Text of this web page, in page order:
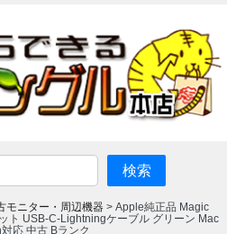
モニター・周辺機器 > Apple純正品 Magic
ト USB-C-Lightningケーブル グリーン Mac
応 中古 Bランク